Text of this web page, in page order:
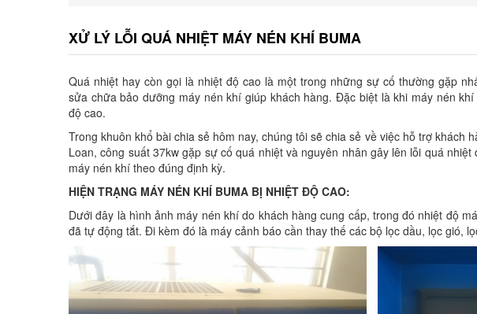
XỬ LÝ LỖI QUÁ NHIỆT MÁY NÉN KHÍ BUMA
Quá nhiệt hay còn gọi là nhiệt độ cao là một trong những sự cố thường gặp
sửa chữa bảo dưỡng máy nén khí giúp khách hàng. Đặc biệt là khi máy nén
độ cao.
Trong khuôn khổ bài chia sẻ hôm nay, chúng tôi sẽ chia sẻ về việc hỗ trợ khách
Loan, công suất 37kw gặp sự cố quá nhiệt và nguyên nhân gây lên lỗi quá
máy nén khí theo đúng định kỳ.
HIỆN TRẠNG MÁY NÉN KHÍ BUMA BỊ NHIỆT ĐỘ CAO:
Dưới đây là hình ảnh máy nén khí do khách hàng cung cấp, trong đó nhiệt độ
đã tự động tắt. Đi kèm đó là máy cảnh báo cần thay thế các bộ lọc dầu, lọc gió,